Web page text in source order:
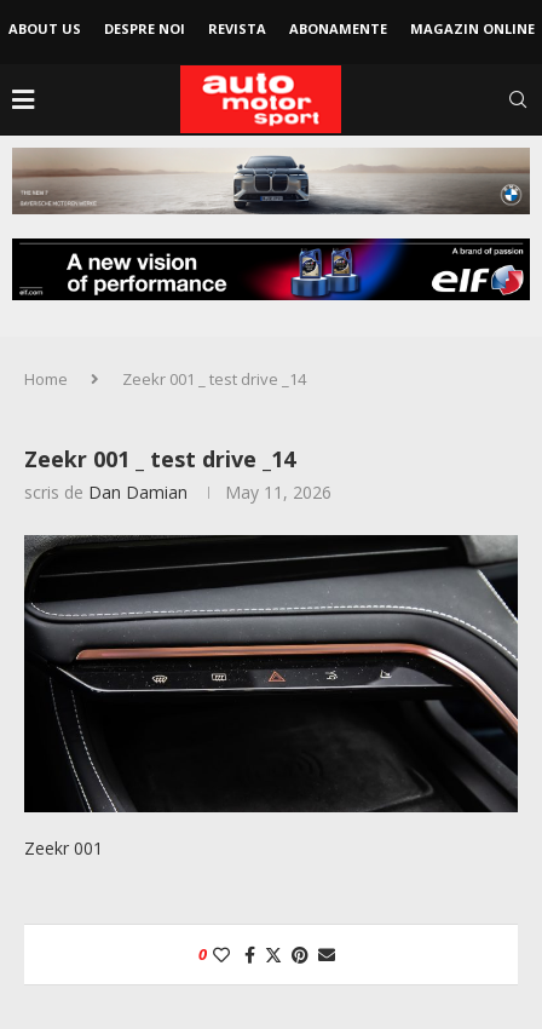
ABOUT US DESPRE NOI REVISTA ABONAMENTE MAGAZIN ONLINE
Home Zeekr 001 _ test drive _14
Zeekr 001 _ test drive _14
scris de Dan Damian May 11, 2026
Zeekr 001
0